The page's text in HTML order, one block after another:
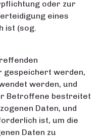
oder zur
eines
ist (sog.
gespeichert werden,
werden, und
Betroffene bestreitet
Daten, und
ist, um die
Daten zu